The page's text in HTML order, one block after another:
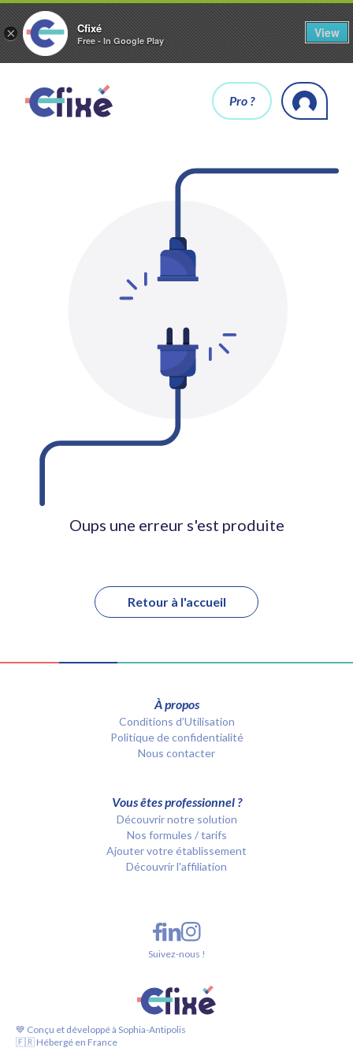
× Cfixé
Free - In Google Play
View
Pro ?
Oups une erreur s'est produite
Retour à l'accueil
À propos
Conditions d’Utilisation
Politique de confidentialité
Nous contacter
Vous êtes professionnel ?
Découvrir notre solution
Nos formules / tarifs
Ajouter votre établissement
Découvrir l'affiliation
💙 Conçu et développé à Sophia-Antipolis
🇫🇷 Hébergé en France
Suivez-nous !